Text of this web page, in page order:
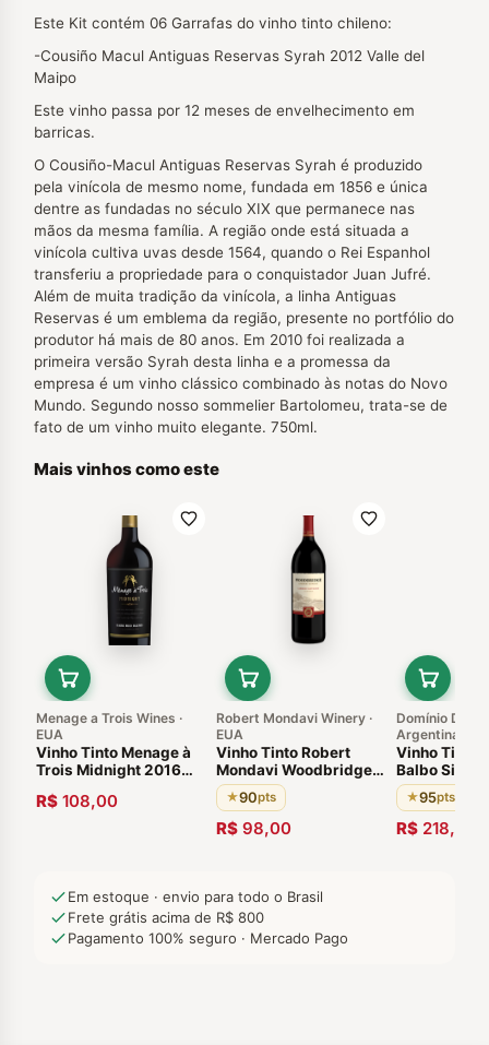
Este Kit contém 06 Garrafas do vinho tinto chileno:
-Cousiño Macul Antiguas Reservas Syrah 2012 Valle del
Maipo
Este vinho passa por 12 meses de envelhecimento em
barricas.
O Cousiño-Macul Antiguas Reservas Syrah é produzido
pela vinícola de mesmo nome, fundada em 1856 e única
dentre as fundadas no século XIX que permanece nas
mãos da mesma família. A região onde está situada a
vinícola cultiva uvas desde 1564, quando o Rei Espanhol
transferiu a propriedade para o conquistador Juan Jufré.
Além de muita tradição da vinícola, a linha Antiguas
Reservas é um emblema da região, presente no portfólio do
produtor há mais de 80 anos. Em 2010 foi realizada a
primeira versão Syrah desta linha e a promessa da
empresa é um vinho clássico combinado às notas do Novo
Mundo. Segundo nosso sommelier Bartolomeu, trata-se de
fato de um vinho muito elegante. 750ml.
Mais vinhos como este
Menage a Trois Wines ·
EUA
Vinho Tinto Menage à
Trois Midnight 2016
Unidos
R$ 108,00
Robert Mondavi Winery ·
EUA
Vinho Tinto Robert
Mondavi Woodbridge
Cabernet Sauvignon
2014 Califórnia 90 pts
★90pts
R$ 98,00
Domínio Del
Argentina
Vinho Tinto
Balbo
2018 Luján
★95pts ·
R$ 218,00
Em estoque · envio para todo o Brasil
Frete grátis acima de R$ 800
Pagamento 100% seguro · Mercado Pago